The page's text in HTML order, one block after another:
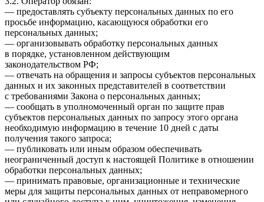
— предоставлять субъекту персональных данных по его
просьбе информацию, касающуюся обработки его
персональных данных;
— организовывать обработку персональных данных
в порядке, установленном действующим
законодательством РФ;
— отвечать на обращения и запросы субъектов персональных
данных и их законных представителей в соответствии
с требованиями Закона о персональных данных;
— сообщать в уполномоченный орган по защите прав
субъектов персональных данных по запросу этого органа
необходимую информацию в течение 10 дней с даты
получения такого запроса;
— публиковать или иным образом обеспечивать
неограниченный доступ к настоящей Политике в отношении
обработки персональных данных;
— принимать правовые, организационные и технические
меры для защиты персональных данных от неправомерного